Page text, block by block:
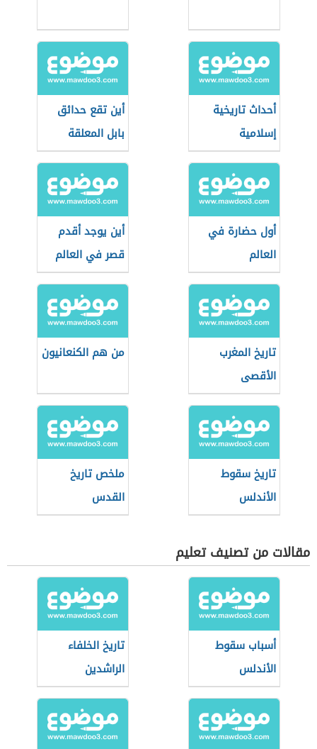
أحداث تاريخية
إسلامية
أين تقع حدائق
بابل المعلقة
أول حضارة في
العالم
أين يوجد أقدم
قصر في العالم
تاريخ المغرب
الأقصى
من هم الكنعانيون
تاريخ سقوط
الأندلس
ملخص تاريخ
القدس
مقالات من تصنيف تعليم
أسباب سقوط
الأندلس
تاريخ الخلفاء
الراشدين